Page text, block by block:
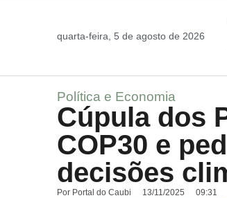
quarta-feira, 5 de agosto de 2026
Política e Economia
Cúpula dos
COP30 e
decisões
Por Portal do Caubi 13/11/2025 09:31